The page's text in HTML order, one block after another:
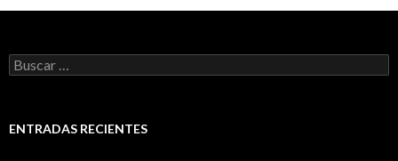
a
las
entradas
B
u
a
ENTRADAS RECIENTES